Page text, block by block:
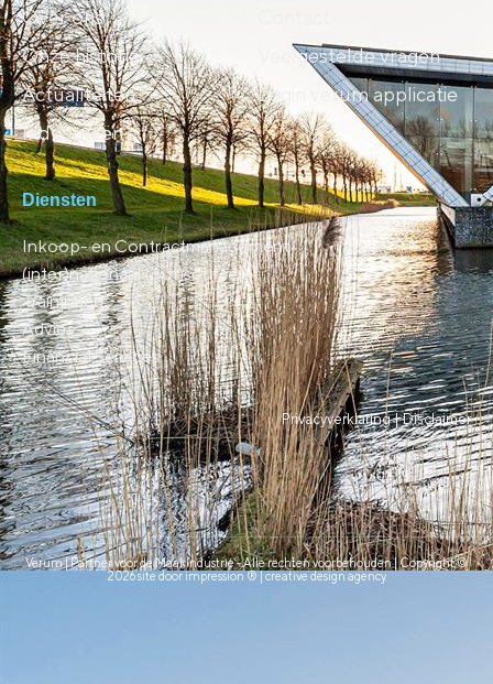
Over ons
Onze historie
Actualiteiten
Industrieën
Veelgestelde vragen
Login verum applicatie
Diensten
Inkoop- en Contractmanagement
(inter)nationaal (out)sourcen
Trainingen
Advies
Financial Services
Privacyverklaring |Disclaimer
Verum | Partner voor de Maakindustrie - Alle rechten voorbehouden | Copyright ©
2026 site door impression ® | creative design agency